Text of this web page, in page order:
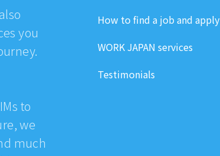
you
to
we
much
How to find a job and apply
WORK JAPAN services
Testimonials